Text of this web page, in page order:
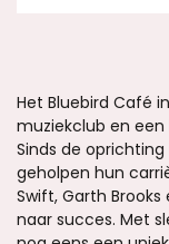
Het Bluebird Café
muziekclub en
Sinds de
geholpen hun
Swift, Garth
naar succes. Met